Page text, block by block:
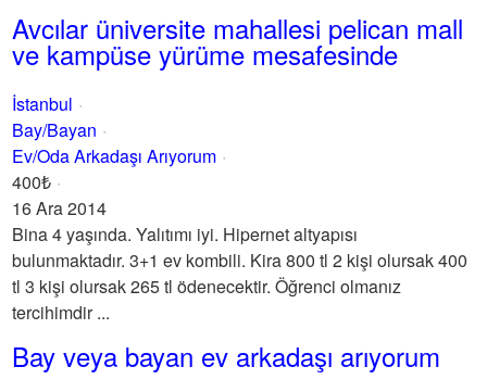
Avcılar üniversite mahallesi pelican mall
ve kampüse yürüme mesafesinde
İstanbul
Bay/Bayan
Ev/Oda Arkadaşı Arıyorum
400₺
16 Ara 2014
Bina 4 yaşında. Yalıtımı iyi. Hipernet altyapısı
bulunmaktadır. 3+1 ev kombili. Kira 800 tl 2 kişi olursak 400
tl 3 kişi olursak 265 tl ödenecektir. Öğrenci olmanız
tercihimdir ...
Bay veya bayan ev arkadaşı arıyorum